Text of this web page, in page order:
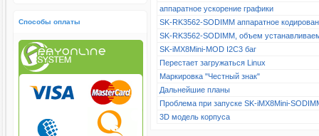
Способы оплаты
аппаратное ускорение графики
SK-RK3562-SODIMM аппаратное
SK-RK3562-SODIMM, объем
SK-iMX8Mini-MOD I2C3 баг
Перестает загружаться Linux
Маркировка "Честный знак"
Дальнейшие планы
Проблема при запуске SK-iMX8Mini-
3D модель корпуса